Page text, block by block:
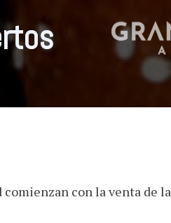
con la venta de